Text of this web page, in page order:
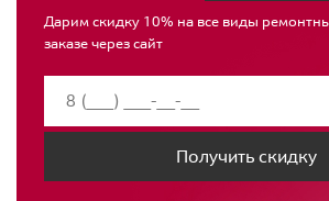
Дарим скидку 10% на все виды
заказе через сайт
Получить скидку